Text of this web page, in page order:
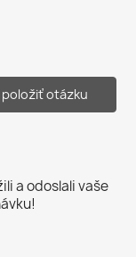
položiť otázku
a odoslali vaše